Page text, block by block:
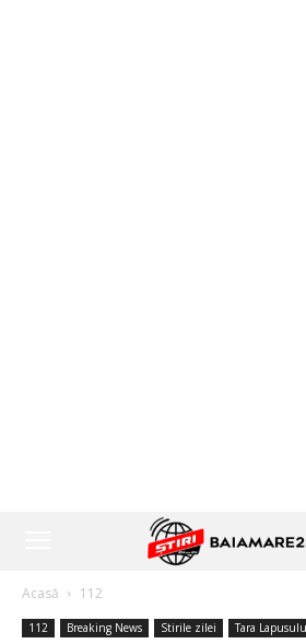
Acasă 112
112 Breaking News Stirile zilei Tara